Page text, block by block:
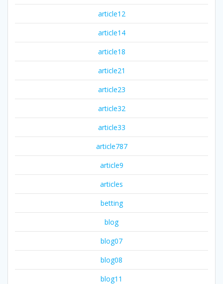
article12
article14
article18
article21
article23
article32
article33
article787
article9
articles
betting
blog
blog07
blog08
blog11